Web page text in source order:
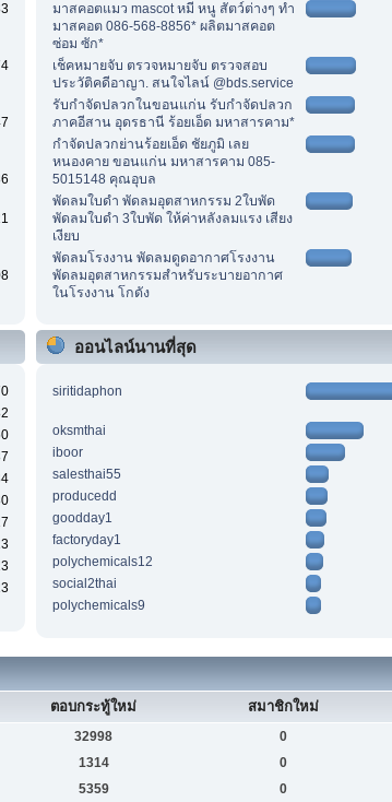
มาสคอตแมว mascot หมี หนู สัตว์ต่างๆ ทำ
มาสคอต 086-568-8856* ผลิตมาสคอต
ซ่อม ซัก*
เช็คหมายจับ ตรวจหมายจับ ตรวจสอบ
ประวัติคดีอาญา. สนใจไลน์ @bds.service
รับกำจัดปลวกในขอนแก่น รับกำจัดปลวก
ภาคอีสาน อุดรธานี ร้อยเอ็ด มหาสารคาม*
กำจัดปลวกย่านร้อยเอ็ด ชัยภูมิ เลย
หนองคาย ขอนแก่น มหาสารคาม 085-
5015148 คุณอุบล
พัดลมใบดำ พัดลมอุตสาหกรรม 2ใบพัด
พัดลมใบดำ 3ใบพัด ให้ค่าหลังลมแรง เสียง
เงียบ
พัดลมโรงงาน พัดลมดูดอากาศโรงงาน
พัดลมอุตสาหกรรมสำหรับระบายอากาศ
ในโรงงาน โกดัง
ออนไลน์นานที่สุด
siritidaphon
oksmthai
iboor
salesthai55
producedd
goodday1
factoryday1
polychemicals12
social2thai
polychemicals9
ตอบกระทู้ใหม่ สมาชิกใหม่
32998 0
1314 0
5359 0